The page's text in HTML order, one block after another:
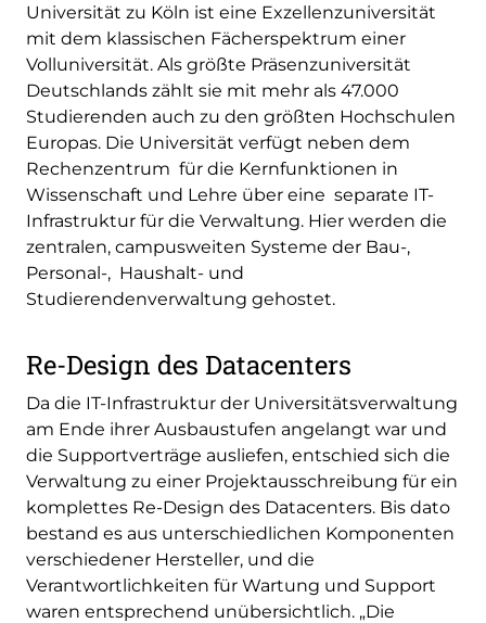
Universität zu Köln ist eine Exzellenzuniversität
mit dem klassischen Fächerspektrum einer
Volluniversität. Als größte Präsenzuniversität
Deutschlands zählt sie mit mehr als 47.000
Studierenden auch zu den größten Hochschulen
Europas. Die Universität verfügt neben dem
Rechenzentrum für die Kernfunktionen in
Wissenschaft und Lehre über eine separate IT-
Infrastruktur für die Verwaltung. Hier werden die
zentralen, campusweiten Systeme der Bau-,
Personal-, Haushalt- und
Studierendenverwaltung gehostet.
Re-Design des Datacenters
Da die IT-Infrastruktur der Universitätsverwaltung
am Ende ihrer Ausbaustufen angelangt war und
die Supportverträge ausliefen, entschied sich die
Verwaltung zu einer Projektausschreibung für ein
komplettes Re-Design des Datacenters. Bis dato
bestand es aus unterschiedlichen Komponenten
verschiedener Hersteller, und die
Verantwortlichkeiten für Wartung und Support
waren entsprechend unübersichtlich. „Die